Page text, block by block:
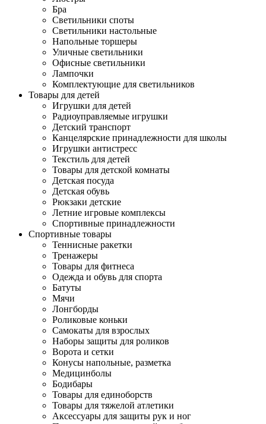
Бра
Светильники споты
Светильники настольные
Напольные торшеры
Уличные светильники
Офисные светильники
Лампочки
Комплектующие для светильников
Товары для детей
Игрушки для детей
Радиоуправляемые игрушки
Детский транспорт
Канцелярские принадлежности для школы
Игрушки антистресс
Текстиль для детей
Товары для детской комнаты
Детская посуда
Детская обувь
Рюкзаки детские
Летние игровые комплексы
Спортивные принадлежности
Спортивные товары
Теннисные ракетки
Тренажеры
Товары для фитнеса
Одежда и обувь для спорта
Батуты
Мячи
Лонгборды
Роликовые коньки
Самокаты для взрослых
Наборы защиты для роликов
Ворота и сетки
Конусы напольные, разметка
Медицинболы
Бодибары
Товары для единоборств
Товары для тяжелой атлетики
Аксессуары для защиты рук и ног